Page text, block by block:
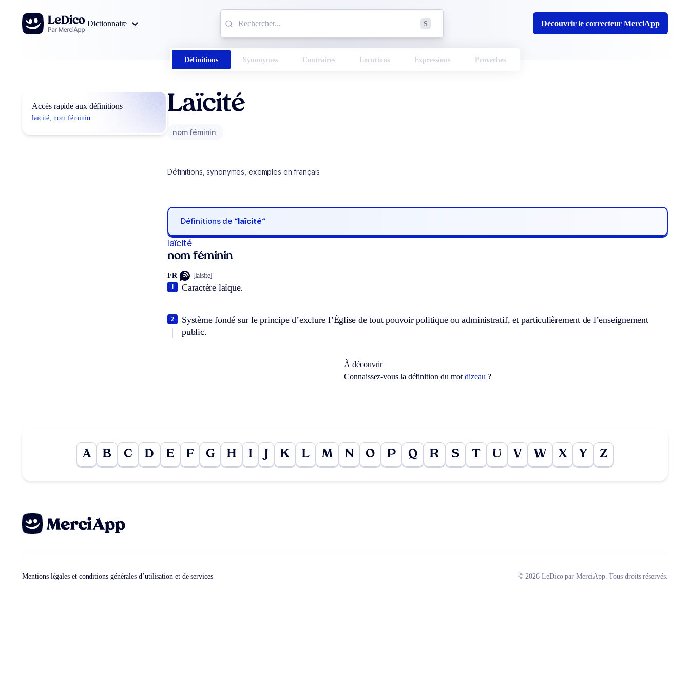
Aller au contenu
Dictionnaire
S Découvrir le correcteur MerciApp
Définitions Synonymes Contraires Locutions Expressions Proverbes
Accès rapide aux définitions
laïcité, nom féminin
Laïcité
nom féminin
Définitions, synonymes, exemples en français
Définitions de “laïcité“
laïcité
nom féminin
FR [laisite]
Caractère laïque.
1
Système fondé sur le principe d’exclure l’Église de tout pouvoir politique ou administratif, et particulièrement de l’enseignement
public.
2
À découvrir
Connaissez-vous la définition du motdizeau ?
A B C D E F G H I K L M N O P Q R S T U V W X Y Z
Mentions légales et conditions générales d’utilisation et de services © 2026 LeDico par MerciApp. Tous droits réservés.